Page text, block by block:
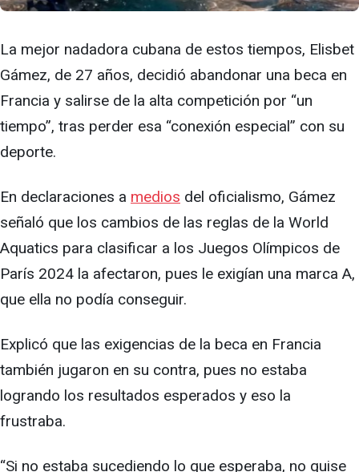
La mejor nadadora cubana de estos tiempos, Elisbet
Gámez, de 27 años, decidió abandonar una beca en
Francia y salirse de la alta competición por “un
tiempo”, tras perder esa “conexión especial” con su
deporte.
En declaraciones a medios del oficialismo, Gámez
señaló que los cambios de las reglas de la World
Aquatics para clasificar a los Juegos Olímpicos de
París 2024 la afectaron, pues le exigían una marca A,
que ella no podía conseguir.
Explicó que las exigencias de la beca en Francia
también jugaron en su contra, pues no estaba
logrando los resultados esperados y eso la
frustraba.
“Si no estaba sucediendo lo que esperaba, no quise